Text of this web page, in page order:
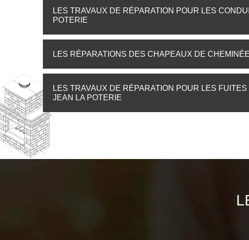
LES TRAVAUX DE RÉPARATION POUR LES
POTERIE
LES RÉPARATIONS DES CHAPEAUX DE
LES TRAVAUX DE RÉPARATION POUR LES
JEAN LA POTERIE